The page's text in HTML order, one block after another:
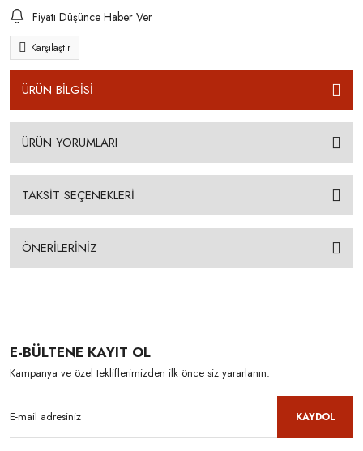
Fiyatı Düşünce Haber Ver
Karşılaştır
ÜRÜN BİLGİSİ
ÜRÜN YORUMLARI
TAKSİT SEÇENEKLERİ
ÖNERİLERİNİZ
E-BÜLTENE KAYIT OL
Kampanya ve özel tekliflerimizden ilk önce siz yararlanın.
KAYDOL